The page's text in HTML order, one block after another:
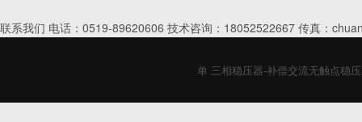
联系我们 电话：0519-89620606 技术咨询：18052522667 传真：
单 三相稳压器-补偿交流无触点稳